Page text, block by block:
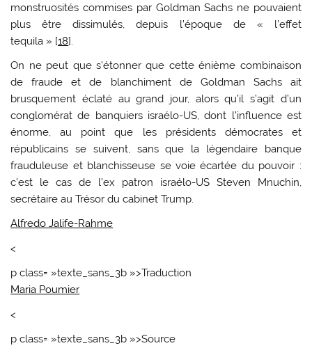
monstruosités commises par Goldman Sachs ne pouvaient
plus être dissimulés, depuis l’époque de « l’effet
tequila » [18].
On ne peut que s’étonner que cette énième combinaison
de fraude et de blanchiment de Goldman Sachs ait
brusquement éclaté au grand jour, alors qu’il s’agit d’un
conglomérat de banquiers israélo-US, dont l’influence est
énorme, au point que les présidents démocrates et
républicains se suivent, sans que la légendaire banque
frauduleuse et blanchisseuse se voie écartée du pouvoir :
c’est le cas de l’ex patron israélo-US Steven Mnuchin,
secrétaire au Trésor du cabinet Trump.
Alfredo Jalife-Rahme
<
p class= »texte_sans_3b »>Traduction
Maria Poumier
<
p class= »texte_sans_3b »>Source